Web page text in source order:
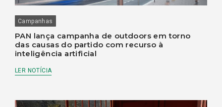
Campanhas
PAN lança campanha de outdoors em torno
das causas do partido com recurso à
inteligência artificial
LER NOTÍCIA